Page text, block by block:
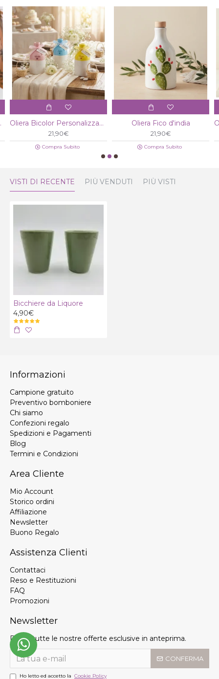
mano Oliera Bicolor Personalizzabile
21,90€
Compra Subito
Oliera Fico d'india
21,90€
Compra Subito
VISTI DI RECENTE PIÙ VENDUTI PIÙ VISTI
Bicchiere da Liquore
4,90€
Informazioni
Campione gratuito
Preventivo bomboniere
Chi siamo
Confezioni regalo
Spedizioni e Pagamenti
Blog
Termini e Condizioni
Area Cliente
Mio Account
Storico ordini
Affiliazione
Newsletter
Buono Regalo
Assistenza Clienti
Contattaci
Reso e Restituzioni
FAQ
Promozioni
Newsletter
Ricevi tutte le nostre offerte esclusive in anteprima.
CONFERMA
Ho letto ed accetto la Cookie Policy